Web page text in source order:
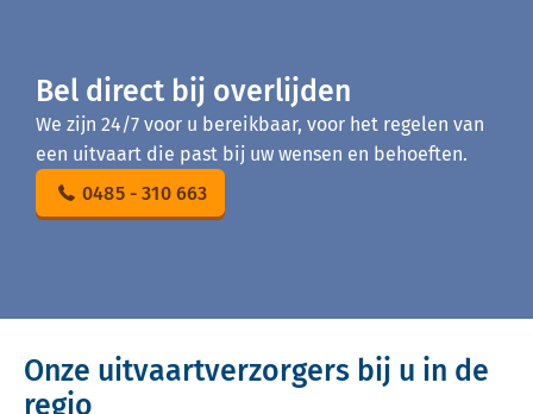
Bel direct bij overlijden
We zijn 24/7 voor u bereikbaar, voor het regelen van
een uitvaart die past bij uw wensen en behoeften.
0485 - 310 663
Onze uitvaartverzorgers bij u in de
regio